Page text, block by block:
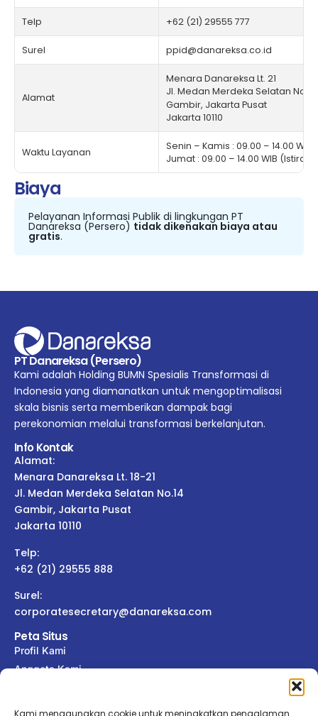
Kami menggunakan cookie untuk meningkatkan pengalaman
Telp +62 (21) 29555 777
Surel ppid@danareksa.co.id
Alamat
Menara Danareksa Lt. 21
JI. Medan Merdeka Selatan No. 14
Gambir, Jakarta Pusat
Jakarta 10110
Waktu Layanan
Senin – Kamis : 09.00 – 14.00 WIB
Jumat : 09.00 – 14.00 WIB
Biaya
Pelayanan Informasi Publik di lingkungan PT
Danareksa (Persero) tidak dikenakan biaya atau
gratis.
PT Danareksa (Persero)
Kami adalah Holding BUMN Spesialis Transformasi di
Indonesia yang diamanatkan untuk mengoptimalisasi
skala bisnis serta memberikan dampak bagi
perekonomian melalui transformasi berkelanjutan.
Info Kontak
Alamat:
Menara Danareksa Lt. 18-21
Jl. Medan Merdeka Selatan No.14
Gambir, Jakarta Pusat
Jakarta 10110
Telp:
+62 (21) 29555 888
Surel:
corporatesecretary@danareksa.com
Peta Situs
Profil Kami
Anggota Kami